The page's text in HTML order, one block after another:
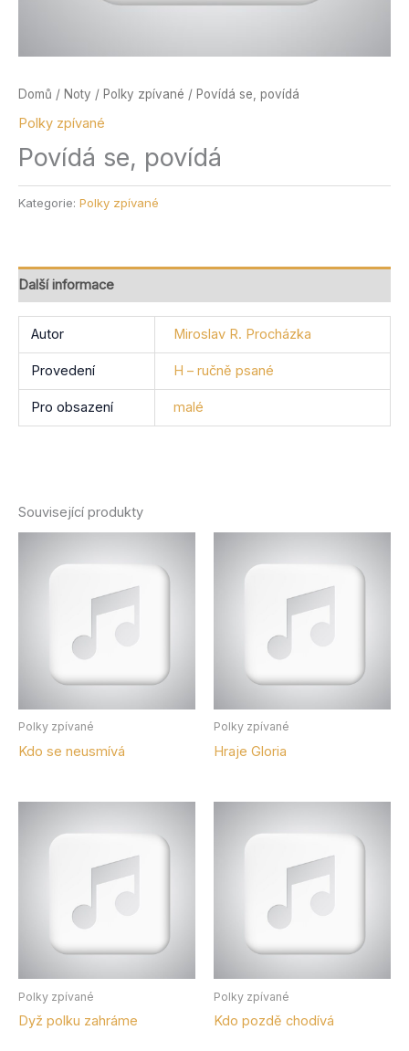
Domů / Noty / Polky zpívané / Povídá se, povídá
Polky zpívané
Povídá se, povídá
Kategorie: Polky zpívané
Další informace
Autor Miroslav R. Procházka
Provedení H – ručně psané
Pro obsazení malé
Související produkty
Polky zpívané
Kdo se neusmívá
Polky zpívané
Hraje Gloria
Polky zpívané
Dyž polku zahráme
Polky zpívané
Kdo pozdě chodívá